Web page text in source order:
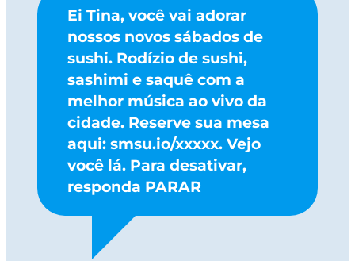
Ei Tina, você vai adorar
nossos novos sábados de
sushi. Rodízio de sushi,
sashimi e saquê com a
melhor música ao vivo da
cidade. Reserve sua mesa
aqui: smsu.io/xxxxx. Vejo
você lá. Para desativar,
responda PARAR